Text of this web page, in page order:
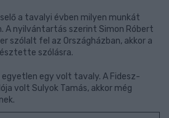
a tavalyi évben milyen munkát
A nyilvántartás szerint Simon Róbert
szólalt fel az Országházban, akkor a
szólásra.
egy volt tavaly. A Fidesz-
volt Sulyok Tamás, akkor még